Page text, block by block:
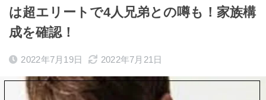
は超エリートで4人兄弟との噂も！家族構
成を確認！
2022年7月19日 2022年7月21日